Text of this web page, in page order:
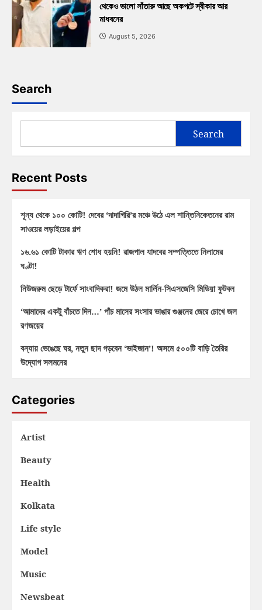
থেকেও ভালো সাঁতারু আছে অকপটে স্বীকার আর
মাধবনের
August 5, 2026
Search
Search
Recent Posts
শূন্য থেকে ১০০ কোটি! দেবের ‘দাদাগিরি’র মঞ্চে উঠে এল শান্তিনিকেতনের রাম
সাওয়ের লড়াইয়ের গল্প
১৬.৬১ কোটি টাকার ঋণ শোধ হয়নি! রাজপাল যাদবের সম্পত্তিতে নিলামের
ঘণ্টা!
নিউজরুম ছেড়ে টার্ফে সাংবাদিকরা! জমে উঠল মার্লিন-সিএসজেসি মিডিয়া ফুটবল
‘আমাদের একটু বাঁচতে দিন…’ পাঁচ মাসের সংসার ভাঙার গুঞ্জনের জেরে চোখে জল
রণজয়ের
বন্যায় ভেঙেছে ঘর, নতুন ছাদ গড়বেন ‘ভাইজান’! অসমে ৫০০টি বাড়ি তৈরির
উদ্যোগ সলমনের
Categories
Artist
Beauty
Health
Kolkata
Life style
Model
Music
Newsbeat